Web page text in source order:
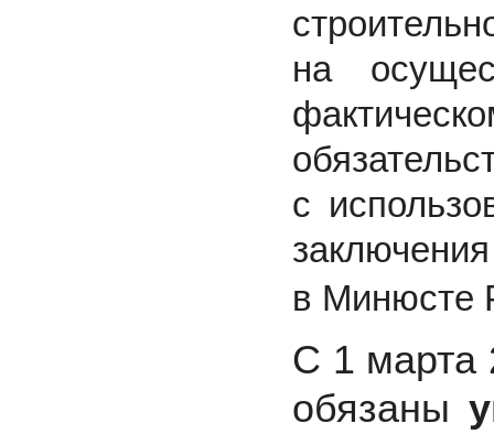
на
с
в Минюсте
С 1 марта
обязаны